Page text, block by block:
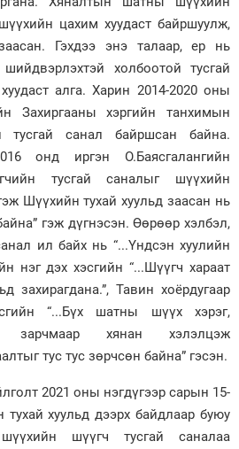
цахим хуудаст байршуулж,
Гэхдээ энэ талаар, ер нь
холбоотой тусгай
алга. Харин 2014-2020 оны
Захиргааны хэргийн танхимын
санал байршсан байна.
онд иргэн О.Баясгалангийн
тусгай саналыг шүүхийн
Шүүхийн тухай хуульд заасан нь
гэж дүгнэсэн. Өөрөөр хэлбэл,
ил байх нь “...Үндсэн хуулийн
нэг дэх хэсгийн “...Шүүгч хараат
захирагдана.”, Тавин хоёрдугаар
“...Бүх шатны шүүх хэрэг,
зарчмаар хянан хэлэлцэж
тус тус зөрчсөн байна” гэсэн.
2021 оны нэгдүгээр сарын 15-
хуульд дээрх байдлаар буюу
шүүгч тусгай саналаа